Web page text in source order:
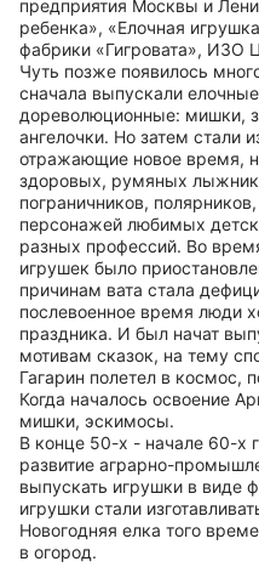
предприятия Москвы и
ребенка», «Елочная
фабрики «Гигровата», ИЗО
Чуть позже появилось
сначала выпускали
дореволюционные: мишки,
ангелочки. Но затем стали
отражающие новое время,
здоровых, румяных
пограничников,
персонажей любимых
разных профессий. Во
игрушек было
причинам вата стала
послевоенное время люди
праздника. И был начат
мотивам сказок, на тему
Гагарин полетел в космос,
Когда началось освоение
мишки, эскимосы.
В конце 50-х - начале 60-х
развитие аграрно-
выпускать игрушки в виде
игрушки стали
Новогодняя елка того
в огород.